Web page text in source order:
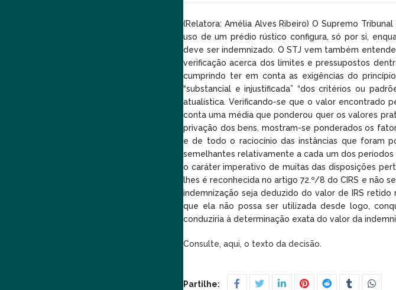
(Relatora: Amélia Alves Ribeiro) O Supremo
uso de um prédio rústico configura, só por si,
deve ser indemnizado. O STJ vem também
verificação acerca dos limites e pressupostos
cumprindo ter em conta as exigências do
“substancial e injustificada” “dos critérios ou
atualística. Verificando-se que o valor encontrado
conta uma média que ponderou quer os valores
privação dos bens, mostram-se ponderados os
e de todo o raciocínio das instâncias que foram
semelhantes relativamente a cada um dos
o caráter imperativo de muitas das disposições
lhes é reconhecida no artigo 72.º/8 do CIRS e não
indemnização seja deduzido do valor de IRS
que ela não possa ser utilizada desde logo,
conduziria à determinação exata do valor da
Consulte, aqui, o texto da decisão.
Partilhe: